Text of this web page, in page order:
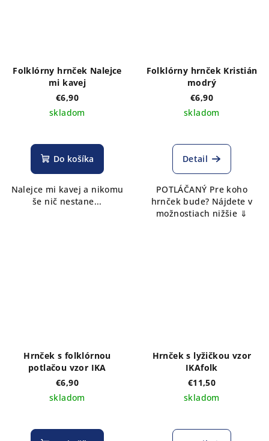
Folklórny hrnček Nalejce
mi kavej
€6,90
skladom
Do košíka
Nalejce mi kavej a nikomu
še nič nestane...
Folklórny hrnček Kristián
modrý
€6,90
skladom
Detail
POTLÁČANÝ Pre koho
hrnček bude? Nájdete v
možnostiach nižšie ⇓
Hrnček s folklórnou
potlačou vzor IKA
€6,90
skladom
Hrnček s lyžičkou vzor
IKAfolk
€11,50
skladom